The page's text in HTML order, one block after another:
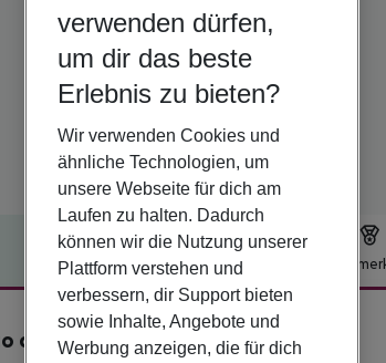
Hotelbeschreibung
da Prainha
verwenden dürfen,
um dir das beste
Erlebnis zu bieten?
Wir verwenden Cookies und
ähnliche Technologien, um
unsere Webseite für dich am
Laufen zu halten. Dadurch
können wir die Nutzung unserer
Plattform verstehen und
verbessern, dir Support bieten
sowie Inhalte, Angebote und
Werbung anzeigen, die für dich